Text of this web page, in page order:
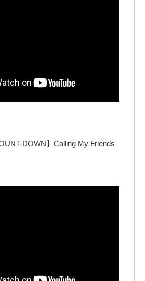
DOWN】Calling My Friends